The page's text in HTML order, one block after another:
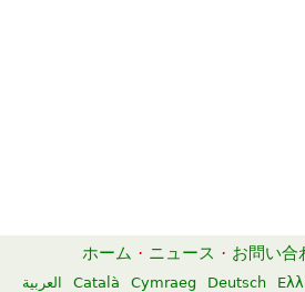
ホーム · ニュース · お問い合
العربية Català Cymraeg Deutsch